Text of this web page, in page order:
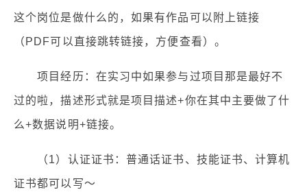
这个岗位是做什么的，如果有作品可以附上链接
（PDF可以直接跳转链接，方便查看）。
项目经历：在实习中如果参与过项目那是最好不
过的啦，描述形式就是项目描述+你在其中主要做了什
么+数据说明+链接。
（1）认证证书：普通话证书、技能证书、计算机
证书都可以写～